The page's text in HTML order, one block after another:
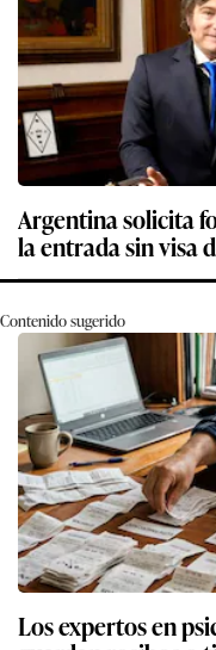
Argentina solicita
la entrada sin visa
Contenido sugerido
Los expertos en